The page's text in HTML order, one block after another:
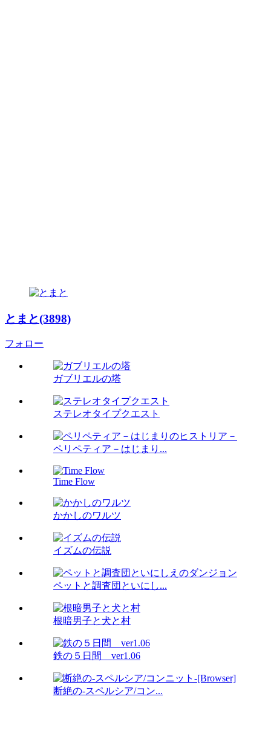
とまと(3898)
フォロー
ガブリエルの塔
ステレオタイプクエスト
ペリペティア－はじまり...
Time Flow
かかしのワルツ
イズムの伝説
ペットと調査団といにし...
根暗男子と犬と村
鉄の５日間 ver1.06
断絶の-スペルシア/コン...